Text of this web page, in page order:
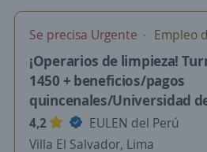
Se precisa Urgente Empleo
¡Operarios de limpieza!
1450 + beneficios/pagos
quincenales/Universidad
4,2
EULEN del Perú
Villa El Salvador, Lima